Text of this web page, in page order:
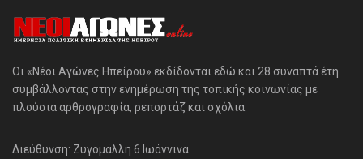
Οι «Νέοι Αγώνες Ηπείρου» εκδίδονται εδώ και 28 συναπτά έτη
συμβάλλοντας στην ενημέρωση της τοπικής κοινωνίας με
πλούσια αρθρογραφία, ρεπορτάζ και σχόλια.
Διεύθυνση: Ζυγομάλλη 6 Ιωάννινα